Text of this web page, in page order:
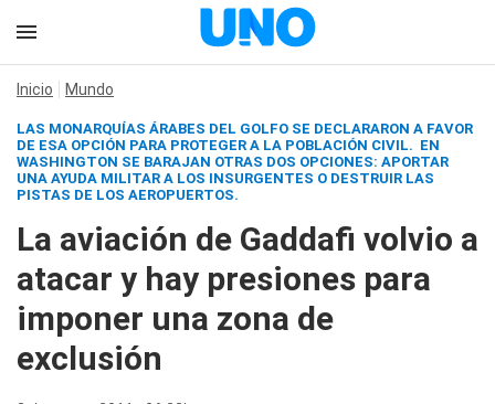
Inicio Mundo
LAS MONARQUÍAS ÁRABES DEL GOLFO SE DECLARARON A FAVOR
DE ESA OPCIÓN PARA PROTEGER A LA POBLACIÓN CIVIL. EN
WASHINGTON SE BARAJAN OTRAS DOS OPCIONES: APORTAR
UNA AYUDA MILITAR A LOS INSURGENTES O DESTRUIR LAS
PISTAS DE LOS AEROPUERTOS.
La aviación de Gaddafi volvio a
atacar y hay presiones para
imponer una zona de
exclusión